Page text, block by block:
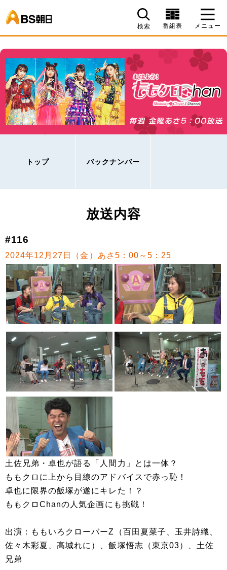
検索 番組表 メニュー
トップ バックナンバー
放送内容
#116
2024年12月27日（金）あさ5：00～5：25
土佐兄弟・卓也が語る「人間力」とは一体？
ももクロに上から目線のアドバイスで赤っ恥！
卓也に限界の飯塚が遂にキレた！？
ももクロChanの人気企画にも挑戦！
出演：ももいろクローバーZ（百田夏菜子、玉井詩織、
佐々木彩夏、高城れに）、飯塚悟志（東京03）、土佐
兄弟